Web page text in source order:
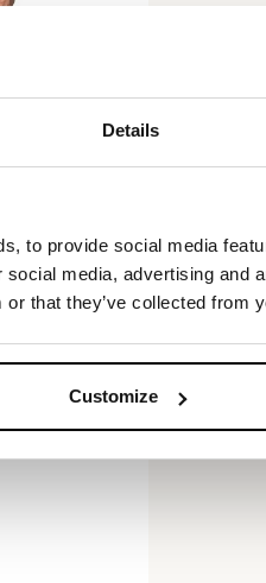
Details
to provide social media
media, advertising and
that they’ve collected from
Customize